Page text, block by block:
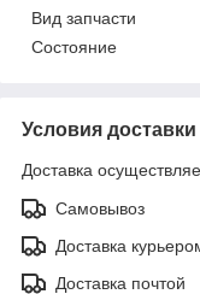
Вид запчасти
Состояние
Условия доставки
Доставка
Самовывоз
Доставка
Доставка почтой